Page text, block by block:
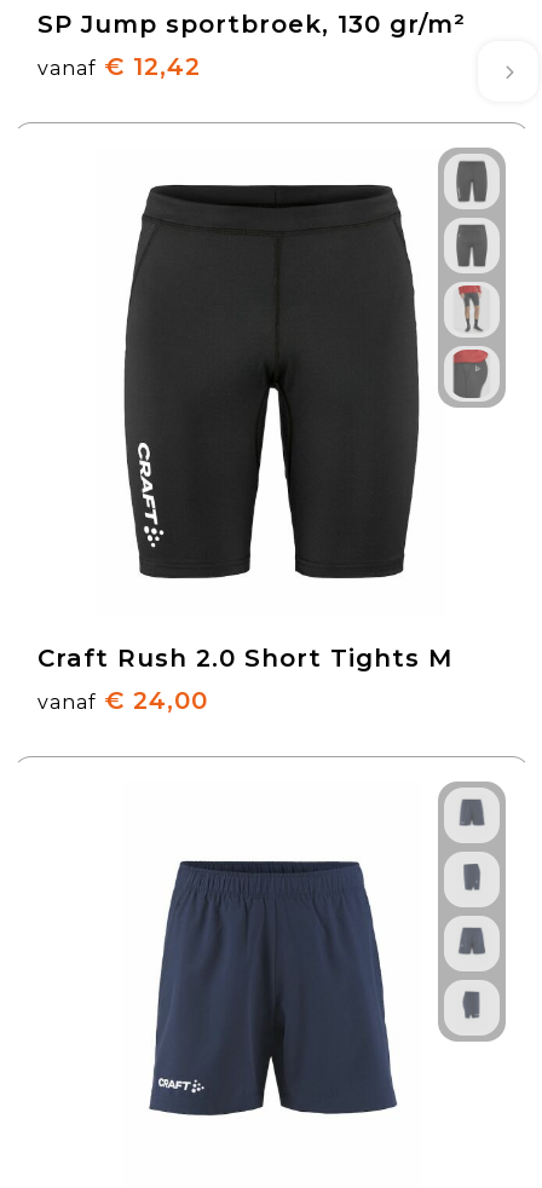
SP Jump sportbroek, 130 gr/m²
vanaf € 12,42
Craft Rush 2.0 Short Tights M
vanaf € 24,00